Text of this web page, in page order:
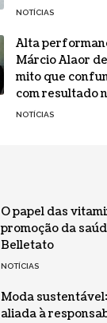
NOTÍCIAS
Alta
Márcio Alaor
mito que
com resultado
NOTÍCIAS
O papel das
promoção da
Belletato
NOTÍCIAS
Moda
aliada à